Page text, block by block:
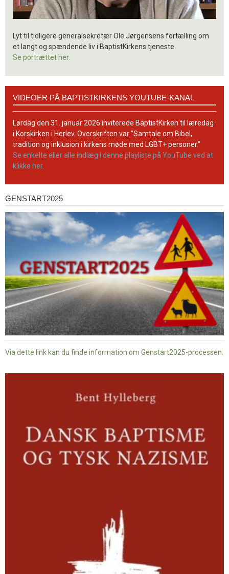
Lyt til tidligere generalsekretær Ole Jørgensens fortælling om
et langt og spændende liv i BaptistKirkens tjeneste.
Se portrættet her.
BaptistKirkens
YouTube-
kanal
VIDEOER PÅ BAPTISTKIRKENS YOUTUBE-KANAL
Lørdag den 31. januar 2026 inviterede BaptistKirken til læredag
i Korskirken i Herlev. Overskriften var ”Samtale om Bibel,
tradition og inklusion i kirkens møde med LGBT+ personer.”
Se enkelte eller alle indlæg i denne playliste på YouTube ved at
klikke her.
Genstart2025
GENSTART2025
Via dette link kan du finde information om Genstart2025-processen.